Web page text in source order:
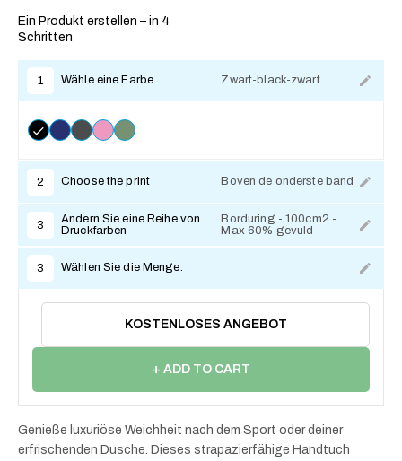
Ein Produkt erstellen – in 4
Schritten
1 Wähle eine Farbe Zwart-black-zwart
2 Choose the print Boven de onderste band
3
Ändern Sie eine Reihe von
Druckfarben
Borduring - 100cm2 -
Max 60% gevuld
3 Wählen Sie die Menge.
KOSTENLOSES ANGEBOT
+ ADD TO CART
Genieße luxuriöse Weichheit nach dem Sport oder deiner
erfrischenden Dusche. Dieses strapazierfähige Handtuch